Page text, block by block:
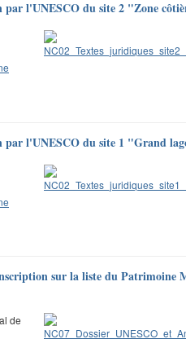
l'UNESCO du site 2 "Zone
par l'UNESCO du site 1 "Grand
sur la liste du
de